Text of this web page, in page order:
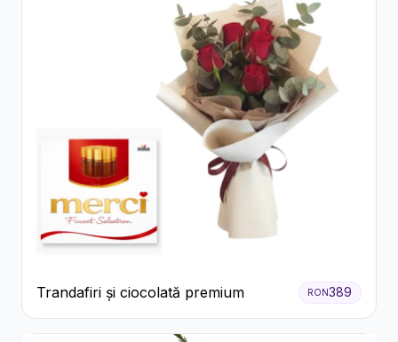
Trandafiri și ciocolată premium RON389